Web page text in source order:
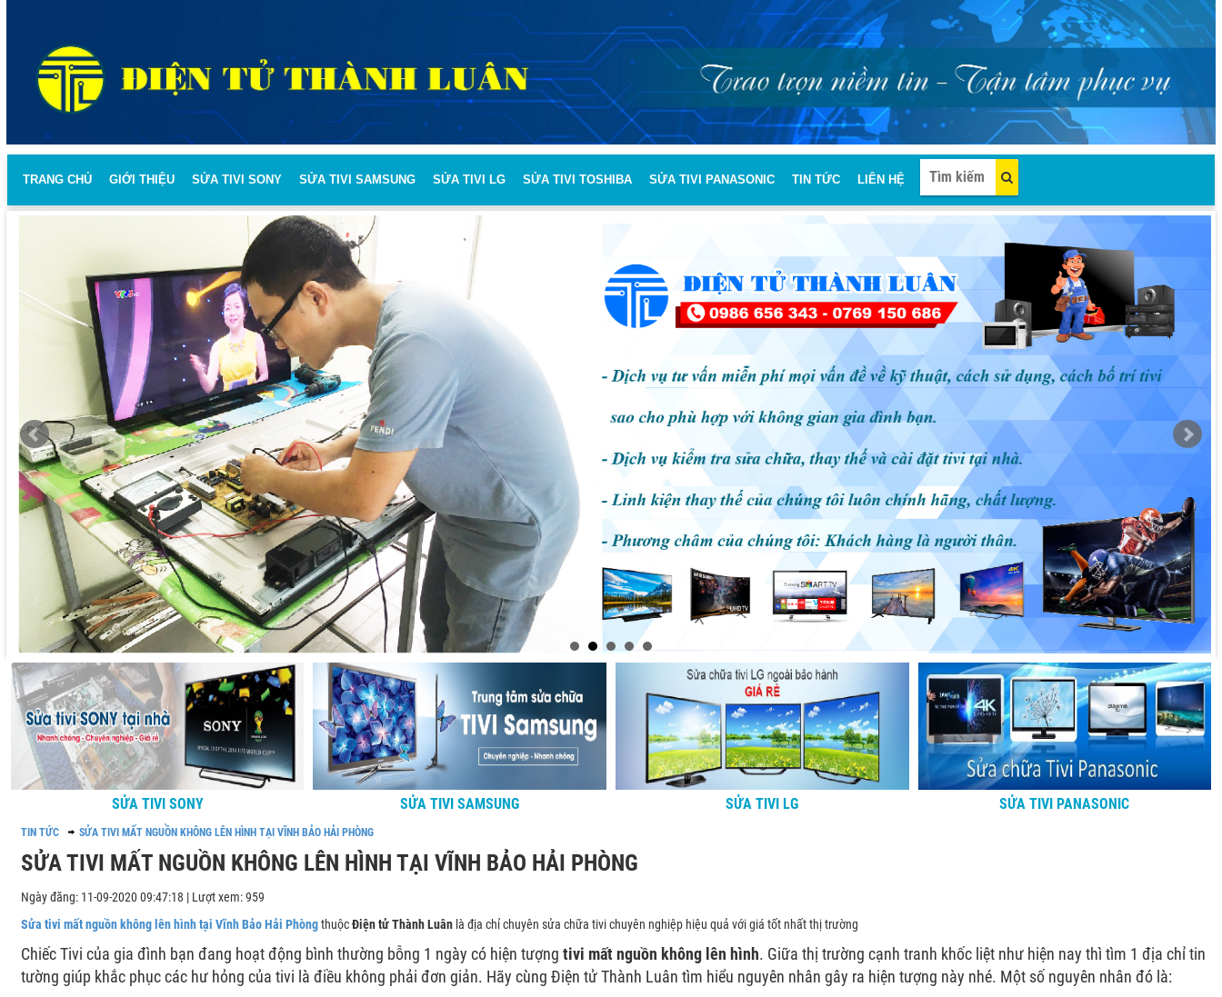
TRANG CHỦ GIỚI THIỆU SỬA TIVI SONY SỬA TIVI SAMSUNG SỬA TIVI LG SỬA TIVI TOSHIBA SỬA TIVI PANASONIC TIN TỨC LIÊN HỆ
SỬA TIVI SONY SỬA TIVI SAMSUNG SỬA TIVI LG SỬA TIVI PANASONIC
TIN TỨC SỬA TIVI MẤT NGUỒN KHÔNG LÊN HÌNH TẠI VĨNH BẢO HẢI PHÒNG
SỬA TIVI MẤT NGUỒN KHÔNG LÊN HÌNH TẠI VĨNH BẢO HẢI PHÒNG
Ngày đăng: 11-09-2020 09:47:18 | Lượt xem: 959
Sửa tivi mất nguồn không lên hình tại Vĩnh Bảo Hải PhòngthuộcĐiện tử Thành Luân là địa chỉ chuyên sửa chữa tivi chuyên nghiệp hiệu quả với giá tốt nhất thị trường
Chiếc Tivi của gia đình bạn đang hoạt động bình thường bỗng 1 ngày có hiện tượngtivi mất nguồn không lên hình. Giữa thị trường cạnh tranh khốc liệt như hiện nay thì tìm 1 địa chỉ tin
tường giúp khắc phục các hư hỏng của tivi là điều không phải đơn giản. Hãy cùng Điện tử Thành Luân tìm hiểu nguyên nhân gây ra hiện tượng này nhé. Một số nguyên nhân đó là: